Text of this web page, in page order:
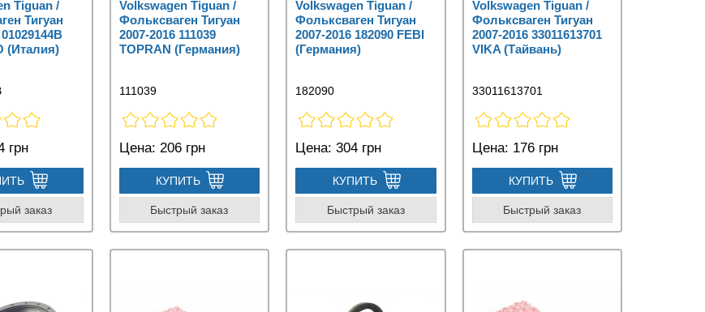
Tiguan /
Тигуан
(Италия)
грн
заказ
Volkswagen Tiguan /
Фольксваген Тигуан
2007-2016 111039
TOPRAN (Германия)
111039
Цена: 206 грн
КУПИТЬ
Быстрый заказ
Volkswagen Tiguan /
Фольксваген Тигуан
2007-2016 182090 FEBI
(Германия)
182090
Цена: 304 грн
КУПИТЬ
Быстрый заказ
Volkswagen Tiguan /
Фольксваген Тигуан
2007-2016 33011613701
VIKA (Тайвань)
33011613701
Цена: 176 грн
КУПИТЬ
Быстрый заказ